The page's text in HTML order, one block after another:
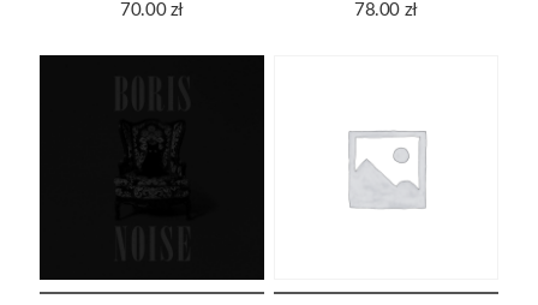
70.00 zł
78.00 zł